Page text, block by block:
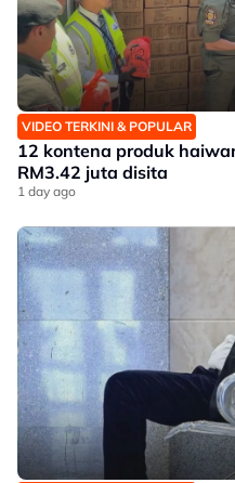
VIDEO TERKINI & POPULAR
12 kontena produk
RM3.42 juta disita
1 day ago